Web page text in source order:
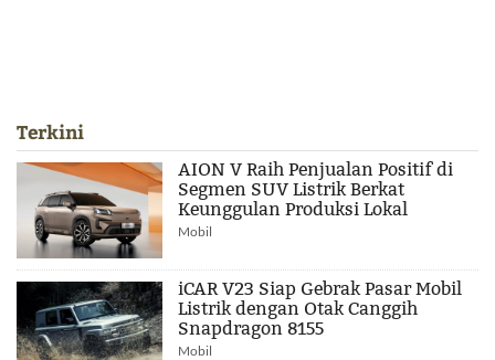
Terkini
AION V Raih Penjualan Positif di
Segmen SUV Listrik Berkat
Keunggulan Produksi Lokal
Mobil
iCAR V23 Siap Gebrak Pasar Mobil
Listrik dengan Otak Canggih
Snapdragon 8155
Mobil